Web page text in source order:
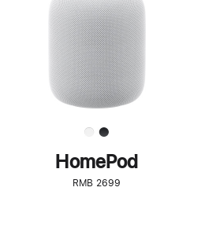
了
解
HomePod<
HomePod
RMB 2699